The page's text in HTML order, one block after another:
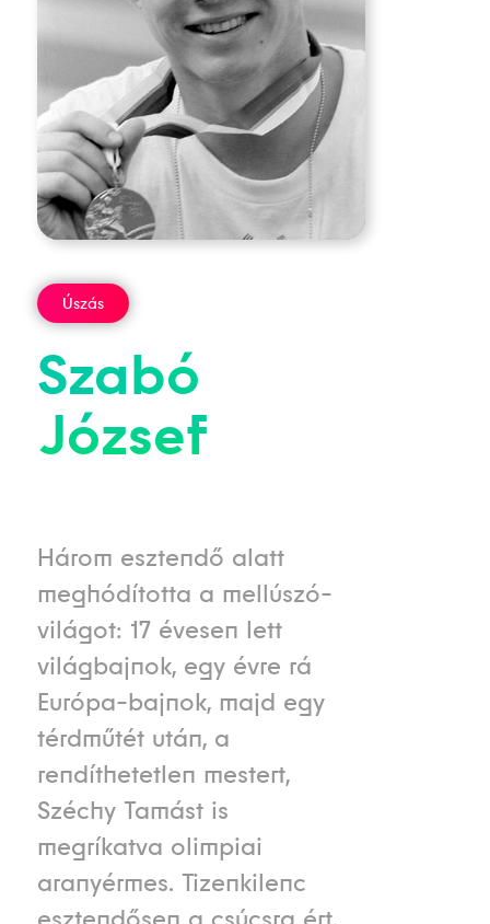
Úszás
Szabó
József
Három esztendő alatt
meghódította a mellúszó-
világot: 17 évesen lett
világbajnok, egy évre rá
Európa-bajnok, majd egy
térdműtét után, a
rendíthetetlen mestert,
Széchy Tamást is
megríkatva olimpiai
aranyérmes. Tizenkilenc